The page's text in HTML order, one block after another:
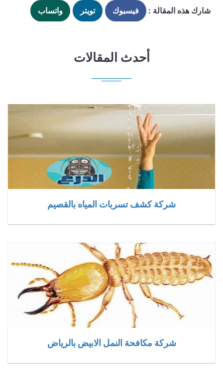
شارك هذه المقالة : فيسبوك تويتر واتساب
أحدث المقالات
شركة كشف تسربات المياه بالقصيم
شركة مكافحة النمل الابيض بالرياض